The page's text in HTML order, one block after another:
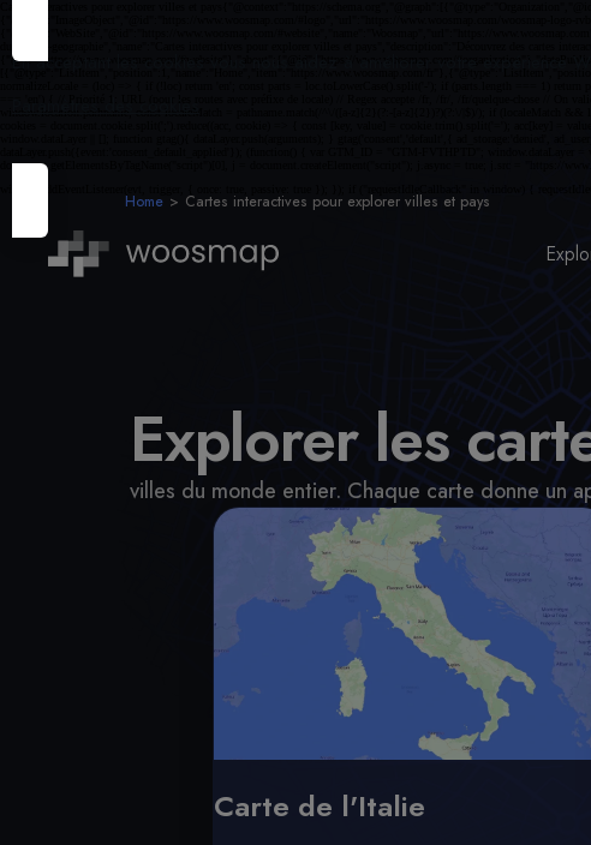
Home Cartes interactives pour explorer villes et pays
Explorer les
villes du monde entier. Chaque carte donne un
Carte de l'Italie
En acceptant les cookies vous nous aidez à améliorer votre expérience